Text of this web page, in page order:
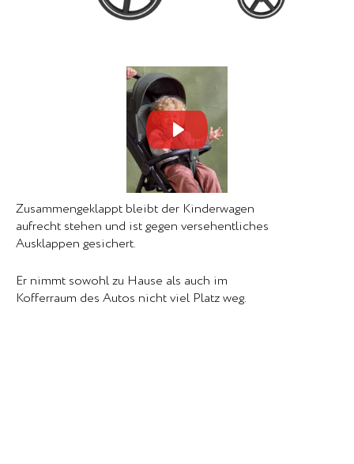
Mute
Zusammengeklappt bleibt der Kinderwagen
aufrecht stehen und ist gegen versehentliches
Ausklappen gesichert.
Er nimmt sowohl zu Hause als auch im
Kofferraum des Autos nicht viel Platz weg.